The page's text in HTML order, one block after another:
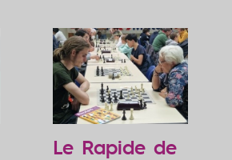
Le Rapide deSuivant